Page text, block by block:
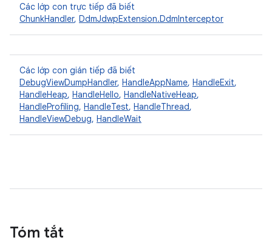
Các lớp con trực tiếp đã biết
ChunkHandler, DdmJdwpExtension.DdmInterceptor
Các lớp con gián tiếp đã biết
DebugViewDumpHandler, HandleAppName, HandleExit,
HandleHeap, HandleHello, HandleNativeHeap,
HandleProfiling, HandleTest, HandleThread,
HandleViewDebug, HandleWait
Tóm tắt